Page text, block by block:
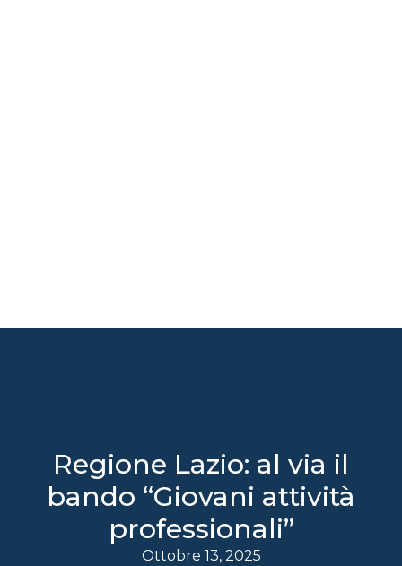
Regione Lazio: al via il
bando “Giovani attività
professionali”
Ottobre 13, 2025